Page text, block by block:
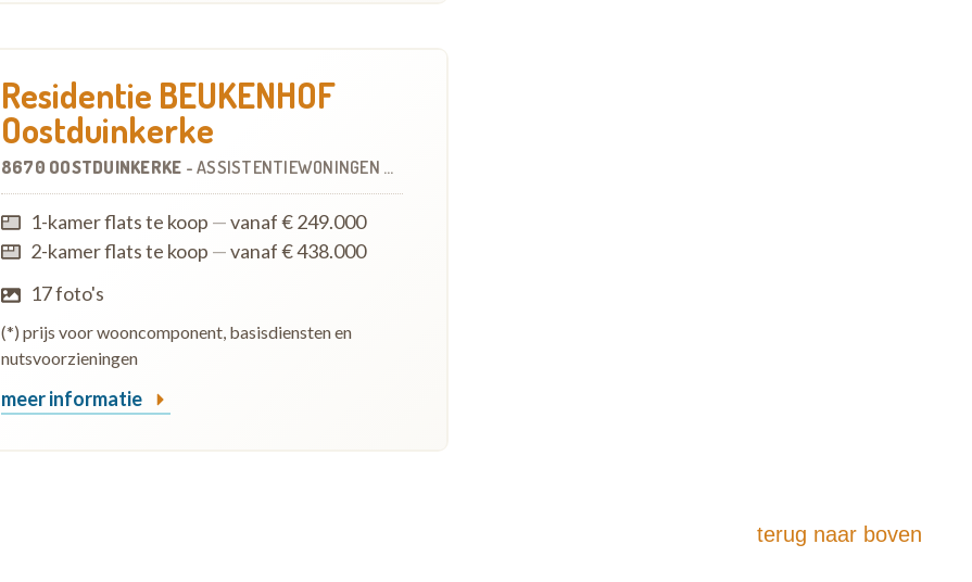
Residentie BEUKENHOF
Oostduinkerke
8670 OOSTDUINKERKE -ASSISTENTIEWONINGEN OP
1-kamer flats te koop —vanaf € 249.000
2-kamer flats te koop —vanaf € 438.000
17 foto's
(*) prijs voor wooncomponent, basisdiensten en
nutsvoorzieningen
meer informatie
terug naar boven